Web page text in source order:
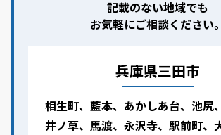
記載のない地域でも
お気軽にご相談ください。
兵庫県三田市
相生町、藍本、あかしあ台、池尻
井ノ草、馬渡、永沢寺、駅前町、